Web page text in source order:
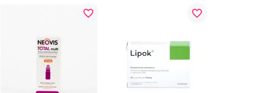
favorite_border favorite_border